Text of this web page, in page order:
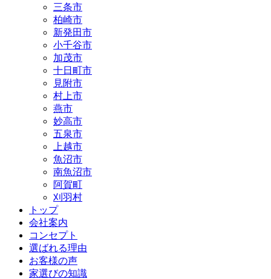
三条市
柏崎市
新発田市
小千谷市
加茂市
十日町市
見附市
村上市
燕市
妙高市
五泉市
上越市
魚沼市
南魚沼市
阿賀町
刈羽村
トップ
会社案内
コンセプト
選ばれる理由
お客様の声
家選びの知識